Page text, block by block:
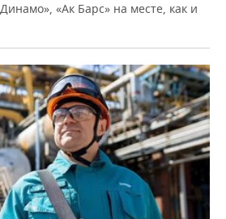
«Ак Барс» на месте, как и